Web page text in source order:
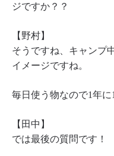
ジですか？？
【野村】
そうですね、キャンプ
イメージですね。
毎日使う物なので1年に
【田中】
では最後の質問です！